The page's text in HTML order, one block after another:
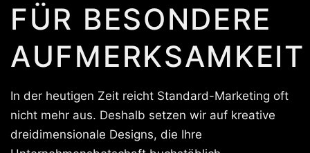
FÜR BESONDERE
AUFMERKSAMKEIT
In der heutigen Zeit reicht Standard-Marketing oft
nicht mehr aus. Deshalb setzen wir auf kreative
dreidimensionale Designs, die Ihre